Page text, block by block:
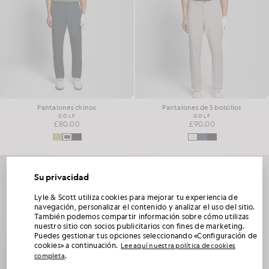
Pantalones chinos
GOLF
£80.00
Pantalones de 5 bolsillos
GOLF
£90.00
Su privacidad
Lyle & Scott utiliza cookies para mejorar tu experiencia de
navegación, personalizar el contenido y analizar el uso del sitio.
También podemos compartir información sobre cómo utilizas
nuestro sitio con socios publicitarios con fines de marketing.
Puedes gestionar tus opciones seleccionando «Configuración de
cookies» a continuación. Lee aquí nuestra política de cookies
completa.
DESBLOQUEA UN 15 % DE DESCUENTO EN
TU PRIMER PEDIDO
Únete al Club Lyle & Scott y sé el primero en enterarte de los lanzamientos de la nueva
temporada, las colaboraciones y las rebajas de temporada exclusivas para socios,
además de conseguir un código de bienvenida único del 15 %.